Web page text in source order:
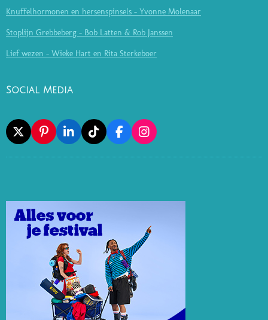
Knuffelhormonen en hersenspinsels - Yvonne Molenaar
Stoplijn Grebbeberg - Bob Latten & Rob Janssen
Lief wezen - Wieke Hart en Rita Sterkeboer
Social Media
X
P
I
N
E
S
T
L
I
N
I
N
T
I
K
F
A
C
O
I
N
S
R
M